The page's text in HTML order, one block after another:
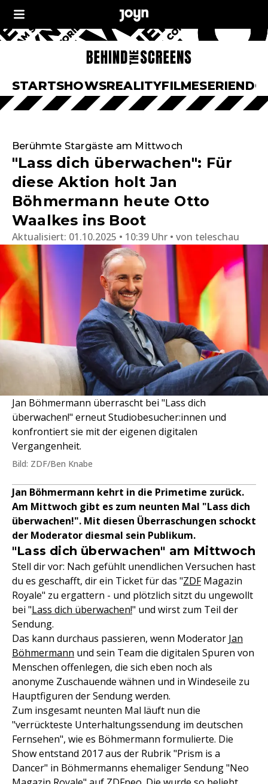
STARTSHOWSREALITYFILMESERIEN
Berühmte Stargäste am Mittwoch
"Lass dich überwachen": Für
diese Aktion holt Jan
Böhmermann heute Otto
Waalkes ins Boot
Aktualisiert: 01.10.2025 • 10:39 Uhr von teleschau
Jan Böhmermann überrascht bei "Lass dich
überwachen!" erneut Studiobesucher:innen und
konfrontiert sie mit der eigenen digitalen
Vergangenheit.
Bild: ZDF/Ben Knabe
Jan Böhmermann kehrt in die Primetime zurück.
Am Mittwoch gibt es zum neunten Mal "Lass dich
überwachen!". Mit diesen Überraschungen schockt
der Moderator diesmal sein Publikum.
"Lass dich überwachen" am Mittwoch
Stell dir vor: Nach gefühlt unendlichen Versuchen hast
du es geschafft, dir ein Ticket für das "ZDFMagazin
Royale" zu ergattern - und plötzlich sitzt du ungewollt
bei "Lass dich überwachen!" und wirst zum Teil der
Sendung.
Das kann durchaus passieren, wenn Moderator Jan
Böhmermann und sein Team die digitalen Spuren von
Menschen offenlegen, die sich eben noch als
anonyme Zuschauende wähnen und in Windeseile zu
Hauptfiguren der Sendung werden.
Zum insgesamt neunten Mal läuft nun die
"verrückteste Unterhaltungssendung im deutschen
Fernsehen", wie es Böhmermann formulierte. Die
Show entstand 2017 aus der Rubrik "Prism is a
Dancer" in Böhmermanns ehemaliger Sendung "Neo